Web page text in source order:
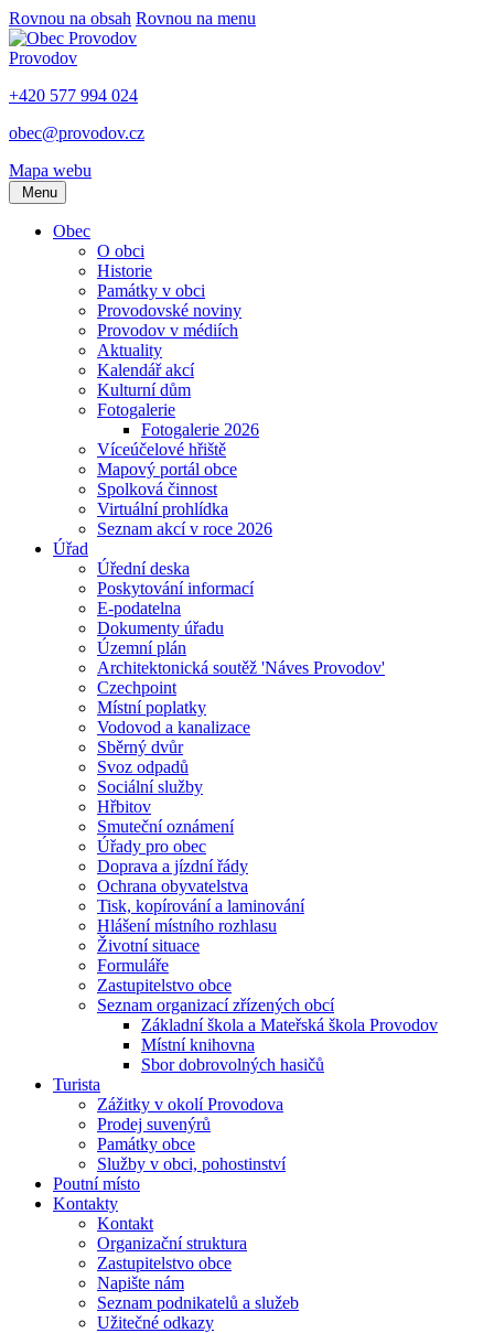
Rovnou na obsah Rovnou na menu
Provodov
+420 577 994 024
obec@provodov.cz
Mapa webu
Menu
Obec
O obci
Historie
Památky v obci
Provodovské noviny
Provodov v médiích
Aktuality
Kalendář akcí
Kulturní dům
Fotogalerie
Fotogalerie 2026
Víceúčelové hřiště
Mapový portál obce
Spolková činnost
Virtuální prohlídka
Seznam akcí v roce 2026
Úřad
Úřední deska
Poskytování informací
E-podatelna
Dokumenty úřadu
Územní plán
Architektonická soutěž 'Náves Provodov'
Czechpoint
Místní poplatky
Vodovod a kanalizace
Sběrný dvůr
Svoz odpadů
Sociální služby
Hřbitov
Smuteční oznámení
Úřady pro obec
Doprava a jízdní řády
Ochrana obyvatelstva
Tisk, kopírování a laminování
Hlášení místního rozhlasu
Životní situace
Formuláře
Zastupitelstvo obce
Seznam organizací zřízených obcí
Základní škola a Mateřská škola Provodov
Místní knihovna
Sbor dobrovolných hasičů
Turista
Zážitky v okolí Provodova
Prodej suvenýrů
Památky obce
Služby v obci, pohostinství
Poutní místo
Kontakty
Kontakt
Organizační struktura
Zastupitelstvo obce
Napište nám
Seznam podnikatelů a služeb
Užitečné odkazy